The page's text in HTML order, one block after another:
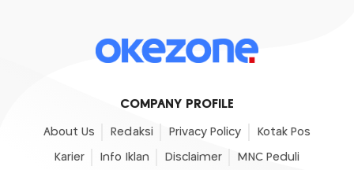
COMPANY PROFILE
About Us Redaksi Privacy Policy Kotak Pos
Karier Info Iklan Disclaimer MNC Peduli